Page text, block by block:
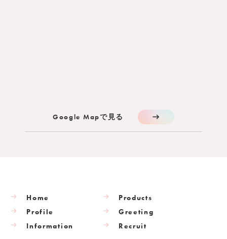
Google Mapで見る
Home
Products
Profile
Greeting
Information
Recruit